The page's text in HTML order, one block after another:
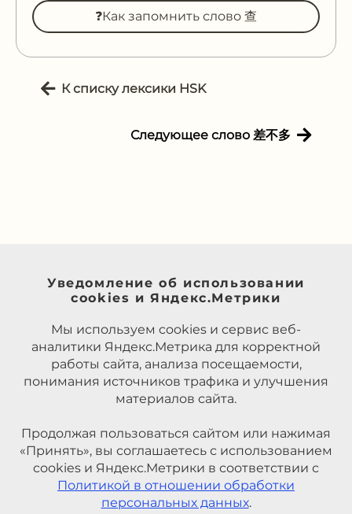
❓Как запомнить слово 查
К списку лексики HSK
Следующее слово 差不多
Уведомление об использовании
cookies и Яндекс.Метрики
Мы используем cookies и сервис веб-
аналитики Яндекс.Метрика для корректной
работы сайта, анализа посещаемости,
понимания источников трафика и улучшения
материалов сайта.
Продолжая пользоваться сайтом или нажимая
«Принять», вы соглашаетесь с использованием
cookies и Яндекс.Метрики в соответствии с
Политикой в отношении обработки
персональных данных.